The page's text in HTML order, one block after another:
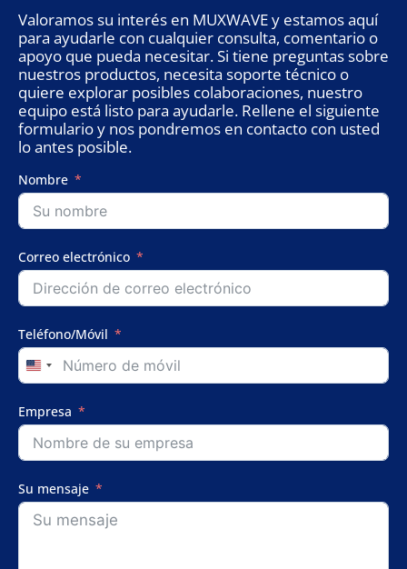
Valoramos su interés en MUXWAVE y estamos aquí
para ayudarle con cualquier consulta, comentario o
apoyo que pueda necesitar. Si tiene preguntas sobre
nuestros productos, necesita soporte técnico o
quiere explorar posibles colaboraciones, nuestro
equipo está listo para ayudarle. Rellene el siguiente
formulario y nos pondremos en contacto con usted
lo antes posible.
Nombre
Correo electrónico
Teléfono/Móvil
United
States
+1
Empresa
Su mensaje